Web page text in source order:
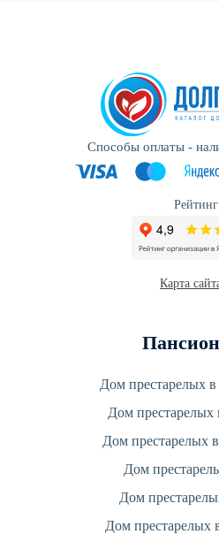
Способы оплаты -
Карта
Дом престарелых в
Дом престарелых
Дом престарелых
Дом
Дом
Дом престарелых